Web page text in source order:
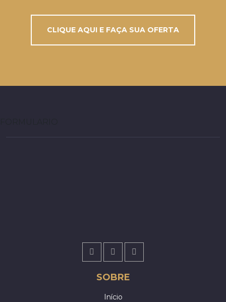
CLIQUE AQUI E FAÇA SUA OFERTA
SOBRE
Início